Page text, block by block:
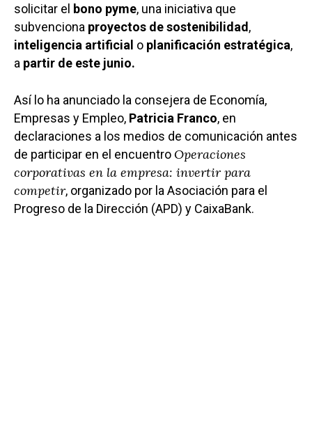
solicitar el bono pyme, una iniciativa que
subvenciona proyectos de sostenibilidad,
inteligencia artificial o planificación estratégica,
a partir de este junio.
Así lo ha anunciado la consejera de Economía,
Empresas y Empleo, Patricia Franco, en
declaraciones a los medios de comunicación antes
de participar en el encuentroOperaciones
corporativas en la empresa: invertir para
competir, organizado por la Asociación para el
Progreso de la Dirección (APD) y CaixaBank.